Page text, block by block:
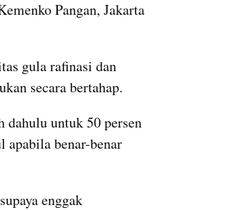
Pangan, Jakarta
gula rafinasi dan
secara bertahap.
untuk 50 persen
apabila benar-benar
enggak